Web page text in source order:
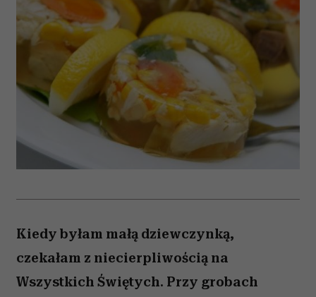
Kiedy byłam małą dziewczynką,
czekałam z niecierpliwością na
Wszystkich Świętych. Przy grobach